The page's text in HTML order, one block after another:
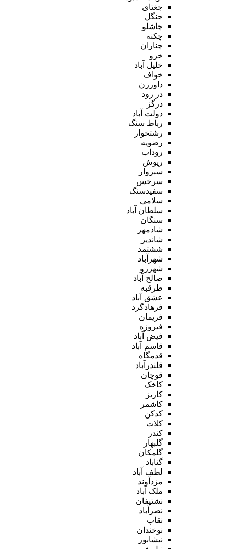
جغتای
جنگل
چاشلو
چکنه
چناران
خرو
خلیل آباد
خواف
داورزن
در رود
درگز
دولت آباد
رباط سنگ
رشتخوار
رضویه
روداب
ریوش
سبزوار
سرخس
سفیدسنگ
سلامی
سلطان آباد
سنگان
شادمهر
شاندیز
ششتمد
شهرآباد
شهرزو
صالح آباد
طرقبه
عشق آباد
فرهادگرد
فریمان
فیروزه
فیض آباد
قاسم آباد
قدمگاه
قلندرآباد
قوچان
کاخک
کاریز
کاشمر
کدکن
کلات
کندر
گلبهار
گلمکان
گناباد
لطف آباد
مزدآوند
ملک آباد
نشتیفان
نصرآباد
نقاب
نوخندان
نیشابور